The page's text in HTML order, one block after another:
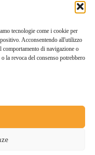
tecnologie come i cookie per
Acconsentendo all'utilizzo
comportamento di navigazione o
la revoca del consenso potrebbero